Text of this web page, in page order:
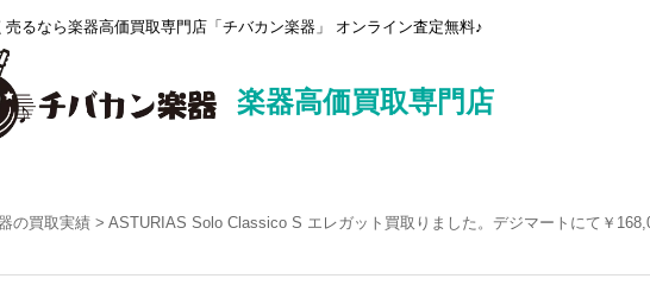
売るなら楽器高価買取専門店「チバカン楽器」 オンライン査定無料♪
楽器高価買取専門店
の買取実績 ASTURIAS Solo Classico S エレガット買取りました。デジマートにて￥